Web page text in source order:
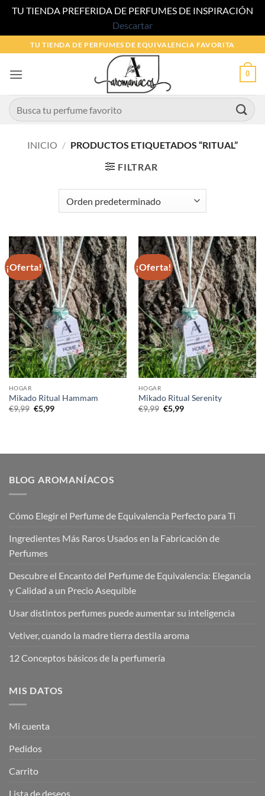
TU TIENDA PREFERIDA DE PERFUMES DE INSPIRACIÓN
Descartar
al
contenido
TU TIENDA DE PERFUMES DE EQUIVALENCIA FAVORITA
0
Buscar
por:
INICIO / PRODUCTOS ETIQUETADOS “RITUAL”
FILTRAR
¡Oferta!
HOGAR
Mikado Ritual Hammam
€9,99 El
precio
€5,99El
¡Oferta!
HOGAR
Mikado Ritual Serenity
€9,99 El
precio
€5,99El
BLOG AROMANÍACOS
Cómo Elegir el Perfume de Equivalencia Perfecto para Ti
Ingredientes Más Raros Usados en la Fabricación de
Perfumes
Descubre el Encanto del Perfume de Equivalencia: Elegancia
y Calidad a un Precio Asequible
Usar distintos perfumes puede aumentar su inteligencia
Vetiver, cuando la madre tierra destila aroma
12 Conceptos básicos de la perfumería
MIS DATOS
Mi cuenta
Pedidos
Carrito
Lista de deseos